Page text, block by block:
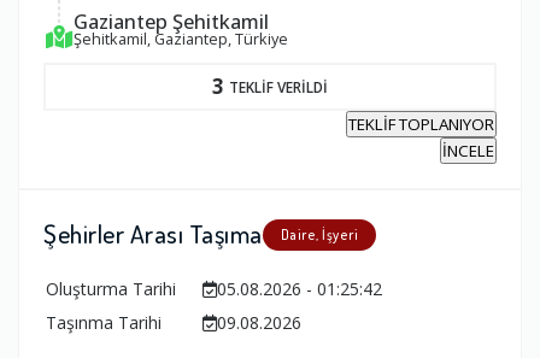
Gaziantep Şehitkamil
Şehitkamil, Gaziantep, Türkiye
3 TEKLİF VERİLDİ
TEKLİF TOPLANIYOR
İNCELE
Şehirler Arası Taşıma Daire, İşyeri
Oluşturma Tarihi
05.08.2026 - 01:25:42
Taşınma Tarihi
09.08.2026